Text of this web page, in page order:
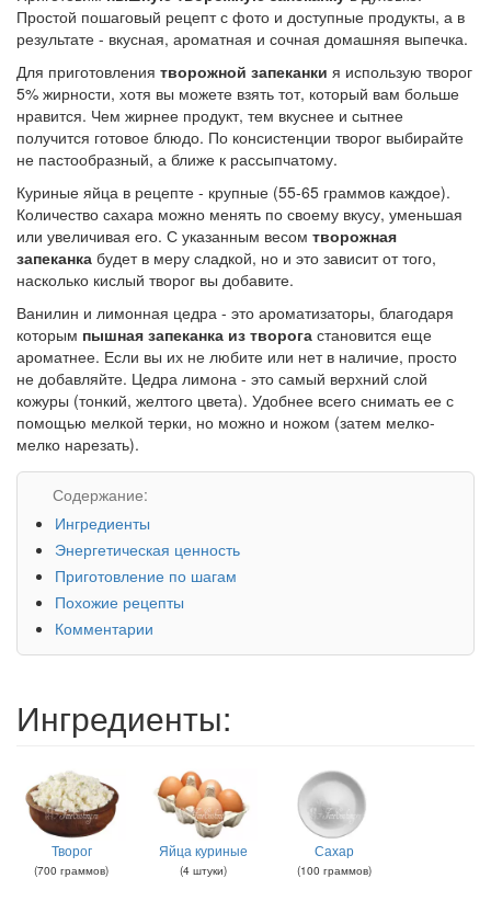
Простой пошаговый рецепт с фото и доступные продукты, а в
результате - вкусная, ароматная и сочная домашняя выпечка.
Для приготовления творожной запеканки я использую творог
5% жирности, хотя вы можете взять тот, который вам больше
нравится. Чем жирнее продукт, тем вкуснее и сытнее
получится готовое блюдо. По консистенции творог выбирайте
не пастообразный, а ближе к рассыпчатому.
Куриные яйца в рецепте - крупные (55-65 граммов каждое).
Количество сахара можно менять по своему вкусу, уменьшая
или увеличивая его. С указанным весом творожная
запеканка будет в меру сладкой, но и это зависит от того,
насколько кислый творог вы добавите.
Ванилин и лимонная цедра - это ароматизаторы, благодаря
которым пышная запеканка из творога становится еще
ароматнее. Если вы их не любите или нет в наличие, просто
не добавляйте. Цедра лимона - это самый верхний слой
кожуры (тонкий, желтого цвета). Удобнее всего снимать ее с
помощью мелкой терки, но можно и ножом (затем мелко-
мелко нарезать).
Содержание:
Ингредиенты
Энергетическая ценность
Приготовление по шагам
Похожие рецепты
Комментарии
Ингредиенты:
Творог
(700 граммов)
Яйца куриные
(4 штуки)
Сахар
(100 граммов)